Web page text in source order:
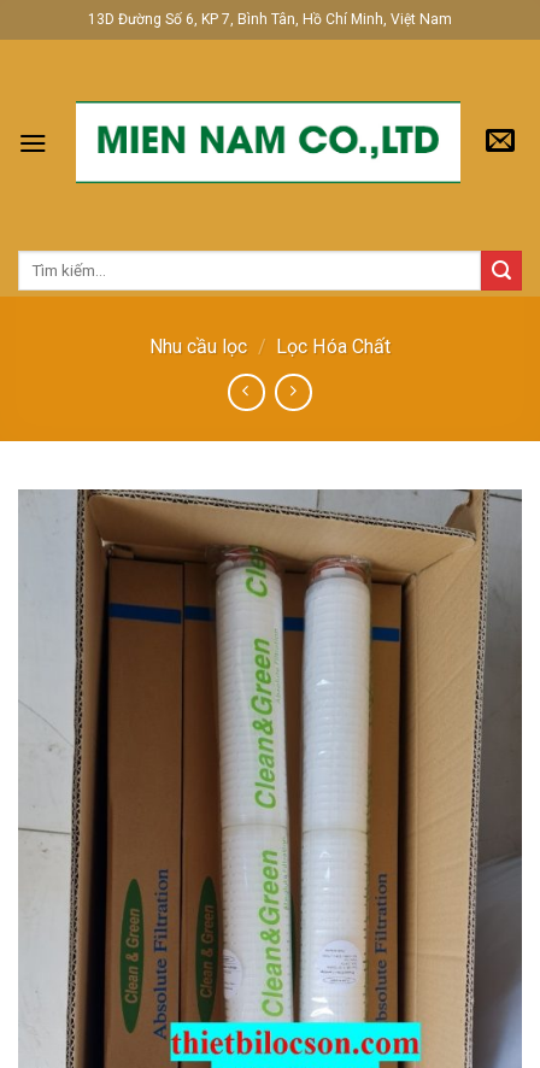
to
13D Đường Số 6, KP 7, Bình Tân, Hồ Chí Minh, Việt Nam
Tìm
Nhu cầu lọc / Lọc Hóa Chất